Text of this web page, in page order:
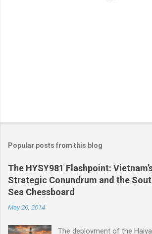
Popular posts from this blog
The HYSY981 Flashpoint:
Strategic Conundrum and the
Sea Chessboard
May 26, 2014
The deployment of the